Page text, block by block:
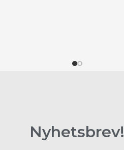
Nyhetsbrev!